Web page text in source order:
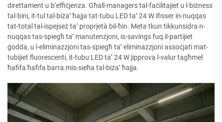
direttament u b’effiċjenza. Għall-managers tal-faċilitajiet u l-biżness
tal-bini, it-tul tal-biża’ ħajja tat-tubu LED ta’ 24 W ifisser in-nuqqas
tat-total tal-ispejseż ta’ proprjetà bil-ħin. Meta tkun tikkunsidra n-
nuqqas tas-spiegħ ta’ manutenzjoni, is-savings fuq il-partijiet
ġodda, u l-eliminazzjoni tas-spiegħ ta’ eliminazzjoni assoċjati mat-
tubijiet fluorescenti, it-tubu LED ta’ 24 W jipprova l-valur tagħmel
ħafifa ħafifa barra mis-sieħa tal-biża’ ħajja.